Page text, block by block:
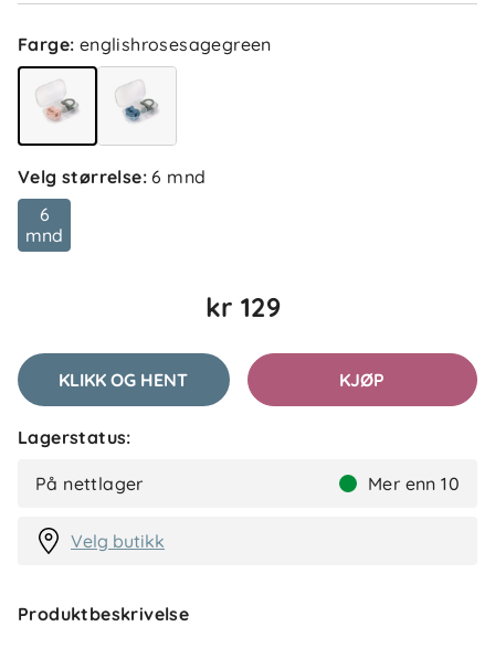
Farge: englishrosesagegreen
Velg størrelse:6 mnd
6
mnd
kr 129
KLIKK OG HENT KJØP
Lagerstatus:
På nettlager Mer enn 10
Velg butikk
Produktbeskrivelse